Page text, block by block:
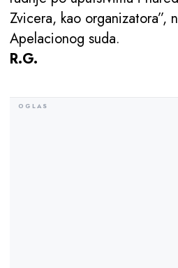
Zvicera, kao organizatora”,
Apelacionog suda.
R.G.